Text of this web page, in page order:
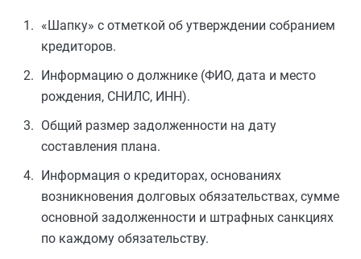
«Шапку» с отметкой об утверждении собранием
кредиторов.
Информацию о должнике (ФИО, дата и место
рождения, СНИЛС, ИНН).
Общий размер задолженности на дату
составления плана.
Информация о кредиторах, основаниях
возникновения долговых обязательствах, сумме
основной задолженности и штрафных санкциях
по каждому обязательству.